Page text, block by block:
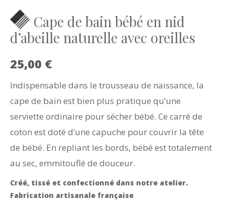
Cape de bain bébé en nid
d’abeille naturelle avec oreilles
25,00 €
Indispensable dans le trousseau de naissance, la
cape de bain est bien plus pratique qu’une
serviette ordinaire pour sécher bébé. Ce carré de
coton est doté d’une capuche pour couvrir la tête
de bébé. En repliant les bords, bébé est totalement
au sec, emmitouflé de douceur.
Créé, tissé et confectionné dans notre atelier.
Fabrication artisanale française